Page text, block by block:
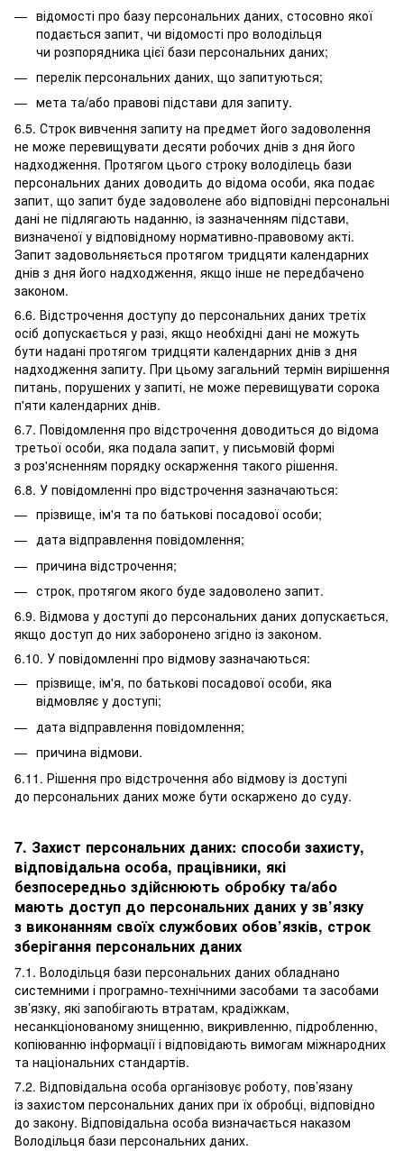
відомості про базу персональних даних, стосовно якої
подається запит, чи відомості про володільця
чи розпорядника цієї бази персональних даних;
перелік персональних даних, що запитуються;
мета та/або правові підстави для запиту.
6.5. Строк вивчення запиту на предмет його задоволення
не може перевищувати десяти робочих днів з дня його
надходження. Протягом цього строку володілець бази
персональних даних доводить до відома особи, яка подає
запит, що запит буде задоволене або відповідні персональні
дані не підлягають наданню, із зазначенням підстави,
визначеної у відповідному нормативно-правовому акті.
Запит задовольняється протягом тридцяти календарних
днів з дня його надходження, якщо інше не передбачено
законом.
6.6. Відстрочення доступу до персональних даних третіх
осіб допускається у разі, якщо необхідні дані не можуть
бути надані протягом тридцяти календарних днів з дня
надходження запиту. При цьому загальний термін вирішення
питань, порушених у запиті, не може перевищувати сорока
п'яти календарних днів.
6.7. Повідомлення про відстрочення доводиться до відома
третьої особи, яка подала запит, у письмовій формі
з роз'ясненням порядку оскарження такого рішення.
6.8. У повідомленні про відстрочення зазначаються:
прізвище, ім'я та по батькові посадової особи;
дата відправлення повідомлення;
причина відстрочення;
строк, протягом якого буде задоволено запит.
6.9. Відмова у доступі до персональних даних допускається,
якщо доступ до них заборонено згідно із законом.
6.10. У повідомленні про відмову зазначаються:
прізвище, ім'я, по батькові посадової особи, яка
відмовляє у доступі;
дата відправлення повідомлення;
причина відмови.
6.11. Рішення про відстрочення або відмову із доступі
до персональних даних може бути оскаржено до суду.
7. Захист персональних даних: способи захисту,
відповідальна особа, працівники, які
безпосередньо здійснюють обробку та/або
мають доступ до персональних даних у зв’язку
з виконанням своїх службових обов’язків, строк
зберігання персональних даних
7.1. Володільця бази персональних даних обладнано
системними і програмно-технічними засобами та засобами
зв’язку, які запобігають втратам, крадіжкам,
несанкціонованому знищенню, викривленню, підробленню,
копіюванню інформації і відповідають вимогам міжнародних
та національних стандартів.
7.2. Відповідальна особа організовує роботу, пов’язану
із захистом персональних даних при їх обробці, відповідно
до закону. Відповідальна особа визначається наказом
Володільця бази персональних даних.